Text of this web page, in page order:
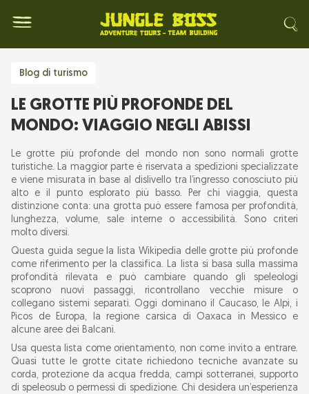
Blog di turismo
LE GROTTE PIÙ PROFONDE DEL
MONDO: VIAGGIO NEGLI ABISSI
Le grotte più profonde del mondo non sono normali grotte
turistiche. La maggior parte è riservata a spedizioni specializzate
e viene misurata in base al dislivello tra l’ingresso conosciuto più
alto e il punto esplorato più basso. Per chi viaggia, questa
distinzione conta: una grotta può essere famosa per profondità,
lunghezza, volume, sale interne o accessibilità. Sono criteri
molto diversi.
Questa guida segue la lista Wikipedia delle grotte più profonde
come riferimento per la classifica. La lista si basa sulla massima
profondità rilevata e può cambiare quando gli speleologi
scoprono nuovi passaggi, ricontrollano vecchie misure o
collegano sistemi separati. Oggi dominano il Caucaso, le Alpi, i
Picos de Europa, la regione carsica di Oaxaca in Messico e
alcune aree dei Balcani.
Usa questa lista come orientamento, non come invito a entrare.
Quasi tutte le grotte citate richiedono tecniche avanzate su
corda, protezione da acqua fredda, campi sotterranei, supporto
di speleosub o permessi di spedizione. Chi desidera un’esperienza